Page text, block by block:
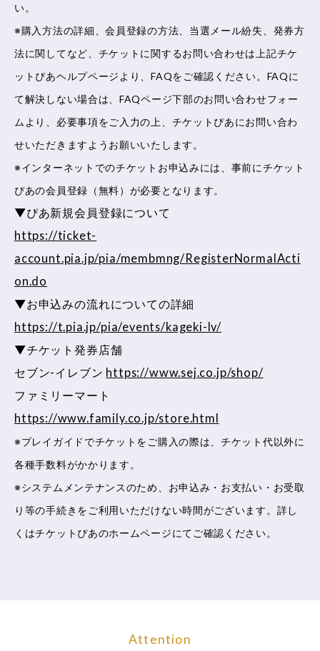
い。
※購入方法の詳細、会員登録の方法、当選メール紛失、発券方
法に関してなど、チケットに関するお問い合わせは上記チケ
ットぴあヘルプページより、FAQをご確認ください。FAQに
て解決しない場合は、FAQページ下部のお問い合わせフォー
ムより、必要事項をご入力の上、チケットぴあにお問い合わ
せいただきますようお願いいたします。
※インターネットでのチケットお申込みには、事前にチケット
ぴあの会員登録（無料）が必要となります。
▼ぴあ新規会員登録について
https://ticket-
account.pia.jp/pia/membmng/RegisterNormalActi
on.do
▼お申込みの流れについての詳細
https://t.pia.jp/pia/events/kageki-lv/
▼チケット発券店舗
セブン-イレブン https://www.sej.co.jp/shop/
ファミリーマート
https://www.family.co.jp/store.html
※プレイガイドでチケットをご購入の際は、チケット代以外に
各種手数料がかかります。
※システムメンテナンスのため、お申込み・お支払い・お受取
り等の手続きをご利用いただけない時間がございます。詳し
くはチケットぴあのホームページにてご確認ください。
Attention